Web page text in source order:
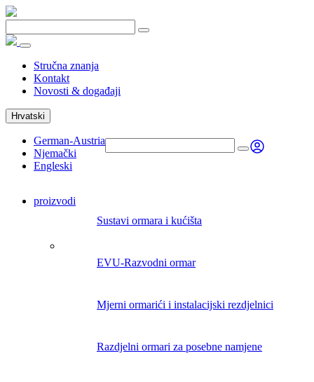
Stručna znanja
Kontakt
Novosti & događaji
Hrvatski
German-Austria
Njemački
Engleski
proizvodi
Sustavi ormara i kućišta
EVU-Razvodni ormar
Mjerni ormarići i instalacijski rezdjelnici
Razdjelni ormari za posebne namjene